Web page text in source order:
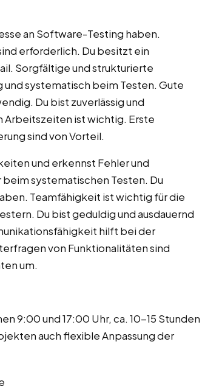
an Software-Testing haben.
erforderlich. Du besitzt ein
Sorgfältige und strukturierte
systematisch beim Testen. Gute
Du bist zuverlässig und
ist wichtig. Erste
sind von Vorteil.
und erkennst Fehler und
systematischen Testen. Du
Teamfähigkeit ist wichtig für die
Du bist geduldig und ausdauernd
hilft bei der
von Funktionalitäten sind
um.
9:00 und 17:00 Uhr, ca. 10-15 Stunden
auch flexible Anpassung der